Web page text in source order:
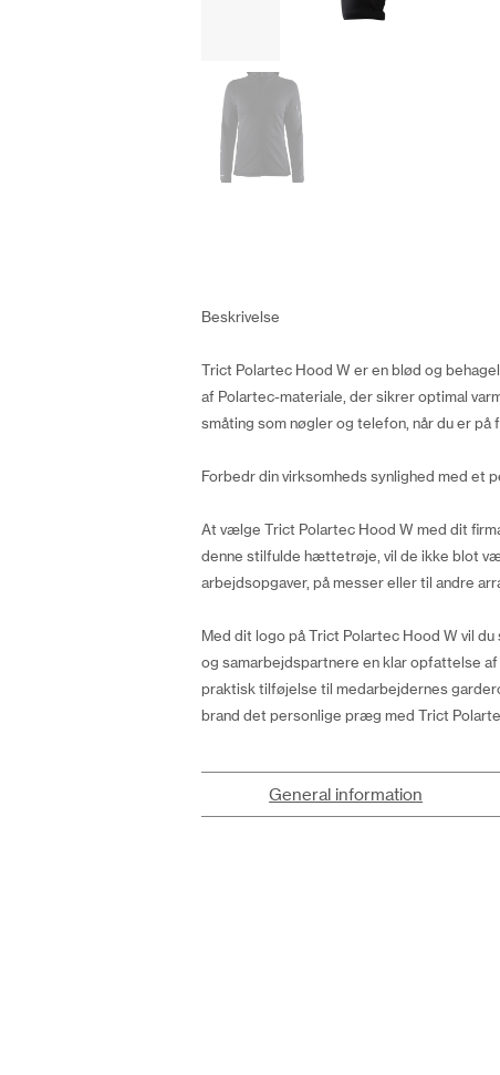
Beskrivelse
Trict Polartec Hood W er en blød og
af Polartec-materiale, der sikrer optimal
småting som nøgler og telefon, når du er
Forbedr din virksomheds synlighed med et
At vælge Trict Polartec Hood W med dit
denne stilfulde hættetrøje, vil de ikke blot
arbejdsopgaver, på messer eller til andre
Med dit logo på Trict Polartec Hood W vil
og samarbejdspartnere en klar opfattelse
praktisk tilføjelse til medarbejdernes
brand det personlige præg med Trict
General information